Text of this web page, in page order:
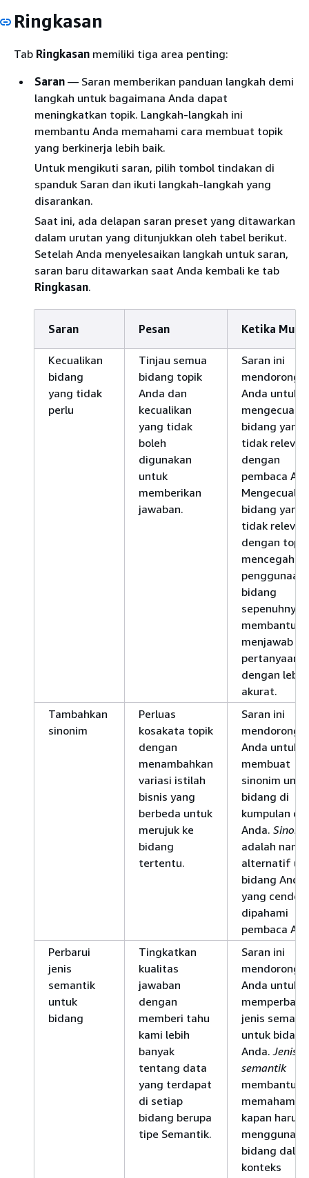
Ringkasan
Tab Ringkasan memiliki tiga area penting:
Saran — Saran memberikan panduan langkah demi
langkah untuk bagaimana Anda dapat
meningkatkan topik. Langkah-langkah ini
membantu Anda memahami cara membuat topik
yang berkinerja lebih baik.
Untuk mengikuti saran, pilih tombol tindakan di
spanduk Saran dan ikuti langkah-langkah yang
disarankan.
Saat ini, ada delapan saran preset yang ditawarkan
dalam urutan yang ditunjukkan oleh tabel berikut.
Setelah Anda menyelesaikan langkah untuk saran,
saran baru ditawarkan saat Anda kembali ke tab
Ringkasan.
Saran Pesan Ketika
Kecualikan
bidang
yang tidak
perlu
Tinjau semua
bidang topik
Anda dan
kecualikan
yang tidak
boleh
digunakan
untuk
memberikan
jawaban.
Saran ini
mendorong
Anda untuk
bidang yang
tidak relevan
dengan
pembaca
bidang yang
tidak relevan
dengan topik
mencegah
penggunaan
bidang
sepenuhnya
membantu
menjawab
pertanyaan
dengan lebih
akurat.
Tambahkan
sinonim
Perluas
kosakata topik
dengan
menambahkan
variasi istilah
bisnis yang
berbeda untuk
merujuk ke
bidang
tertentu.
Saran ini
mendorong
Anda untuk
membuat
sinonim
bidang di
kumpulan
Anda.
adalah nama
alternatif
bidang Anda
yang
dipahami
pembaca
Perbarui
jenis
semantik
untuk
bidang
Tingkatkan
kualitas
jawaban
dengan
memberi tahu
kami lebih
banyak
tentang data
yang terdapat
di setiap
bidang berupa
tipe Semantik.
Saran ini
mendorong
Anda untuk
memperbarui
jenis
untuk bidang
Anda.Jenis
semantik
membantu
memahami
kapan harus
bidang
konteks